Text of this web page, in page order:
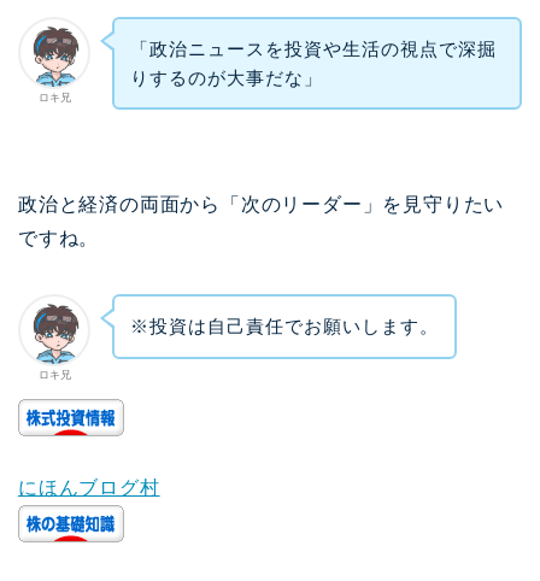
ロキ兄
「政治ニュースを投資や生活の視点で深掘
りするのが大事だな」
政治と経済の両面から「次のリーダー」を見守りたい
ですね。
ロキ兄
※投資は自己責任でお願いします。
にほんブログ村